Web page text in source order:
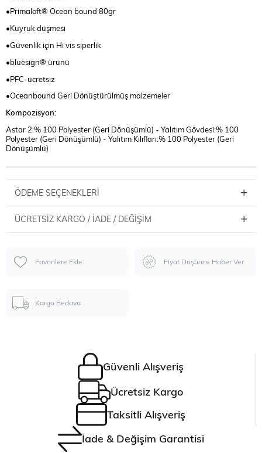
•Primaloft® Ocean bound 80gr
•Kuyruk düşmesi
•Güvenlik için Hi vis siperlik
•bluesign® ürünü
•PFC-ücretsiz
•Oceanbound Geri Dönüştürülmüş malzemeler
Kompozisyon:
Astar 2:% 100 Polyester (Geri Dönüşümlü) - Yalıtım Gövdesi:% 100
Polyester (Geri Dönüşümlü) - Yalıtım Kılıfları:% 100 Polyester (Geri
Dönüşümlü)
ÖDEME SEÇENEKLERI
ÜCRETSIZ KARGO / İADE / DEĞIŞIM
Favorilere Ekle Fiyat Düşünce Haber Ver
Kargo Bedava
Güvenli Alışveriş
Ücretsiz Kargo
Taksitli Alışveriş
İade & Değişim Garantisi